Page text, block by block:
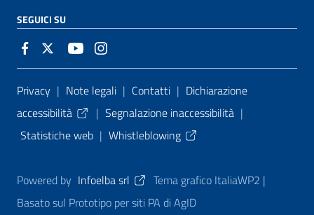
SEGUICI SU
Sezione Link Utili
Privacy | Note legali | Contatti | Dichiarazione
accessibilità
| Segnalazione inaccessibilità |
Statistiche web | Whistleblowing
Powered by Infoelba srl
Tema grafico ItaliaWP2 |
Basato sul Prototipo per siti PA di AgID